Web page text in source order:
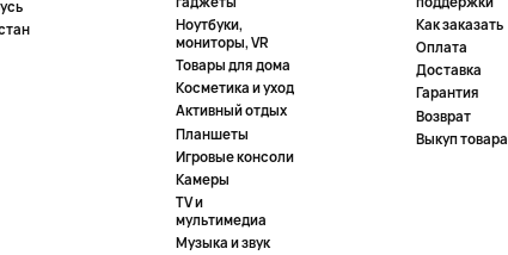
Ноутбуки,
мониторы, VR
Товары для дома
Косметика и уход
Активный отдых
Планшеты
Игровые консоли
Камеры
TV и
мультимедиа
Музыка и звук
Как заказать
Оплата
Доставка
Гарантия
Возврат
Выкуп товара